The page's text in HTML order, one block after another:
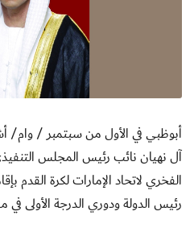
أبوظبي في الأول من سبتمبر / وام/
آل نهيان نائب رئيس المجلس
الفخري لاتحاد الإمارات لكرة
رئيس الدولة ودوري الدرجة الأولى